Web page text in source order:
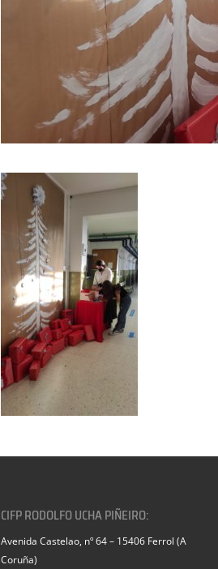
CIFP RODOLFO UCHA PIÑEIRO:
Avenida Castelao, nº 64 – 15406 Ferrol (A
Coruña)